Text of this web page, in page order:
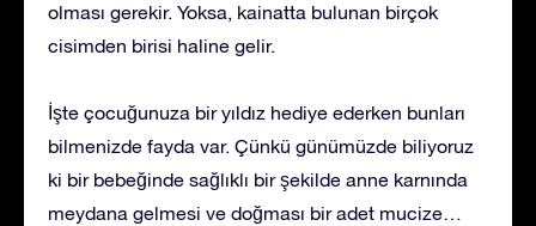
olması gerekir. Yoksa, kainatta bulunan birçok
cisimden birisi haline gelir.
İşte çocuğunuza bir yıldız hediye ederken bunları
bilmenizde fayda var. Çünkü günümüzde biliyoruz
ki bir bebeğinde sağlıklı bir şekilde anne karnında
meydana gelmesi ve doğması bir adet mucize…